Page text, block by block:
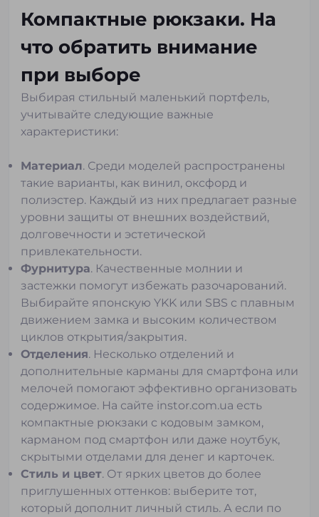
Компактные рюкзаки. На
что обратить внимание
при выборе
Выбирая стильный маленький портфель,
учитывайте следующие важные
характеристики:
Материал. Среди моделей распространены
такие варианты, как винил, оксфорд и
полиэстер. Каждый из них предлагает разные
уровни защиты от внешних воздействий,
долговечности и эстетической
привлекательности.
Фурнитура. Качественные молнии и
застежки помогут избежать разочарований.
Выбирайте японскую YKK или SBS c плавным
движением замка и высоким количеством
циклов открытия/закрытия.
Отделения. Несколько отделений и
дополнительные карманы для смартфона или
мелочей помогают эффективно организовать
содержимое. На сайте instor.com.ua есть
компактные рюкзаки с кодовым замком,
карманом под смартфон или даже ноутбук,
скрытыми отделами для денег и карточек.
Стиль и цвет. От ярких цветов до более
приглушенных оттенков: выберите тот,
который дополнит личный стиль. А если по